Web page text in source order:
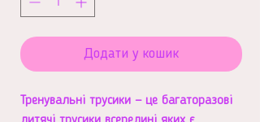
Додати у кошик
Тренувальні трусики — це багаторазові